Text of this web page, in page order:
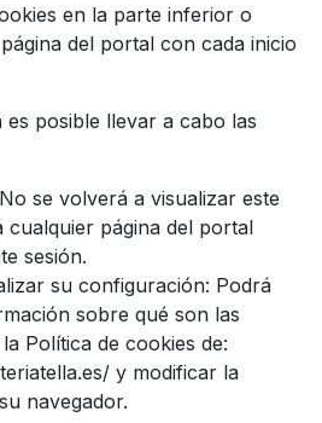
en la parte inferior o
del portal con cada inicio
posible llevar a cabo las
se volverá a visualizar este
cualquier página del portal
sesión.
su configuración: Podrá
sobre qué son las
Política de cookies de:
y modificar la
navegador.